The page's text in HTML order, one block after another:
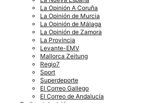
La Opinión A Coruña
La Opinión de Murcia
La Opinión de Málaga
La Opinión de Zamora
La Provincia
Levante-EMV
Mallorca Zeitung
Regio7
Sport
Superdeporte
El Correo Gallego
El Correo de Andalucía